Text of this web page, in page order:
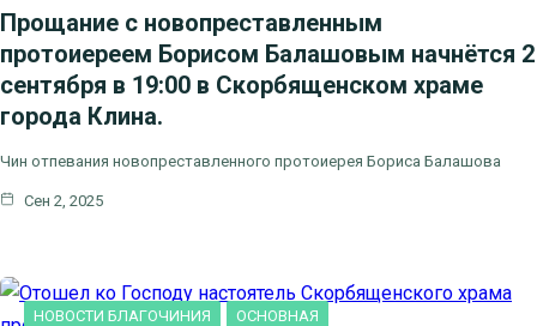
Прощание с новопреставленным
протоиереем Борисом Балашовым начнётся 2
сентября в 19:00 в Скорбященском храме
города Клина.
Чин отпевания новопреставленного протоиерея Бориса Балашова
Сен 2, 2025
НОВОСТИ БЛАГОЧИНИЯ ОСНОВНАЯ